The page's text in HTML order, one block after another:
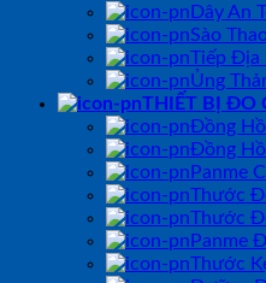
Dây An
Sào
Tiếp Địa
Ủng
THIẾT BỊ ĐO
Đồng
Đồng
Panme
Thước
Thước
Panme
Thước